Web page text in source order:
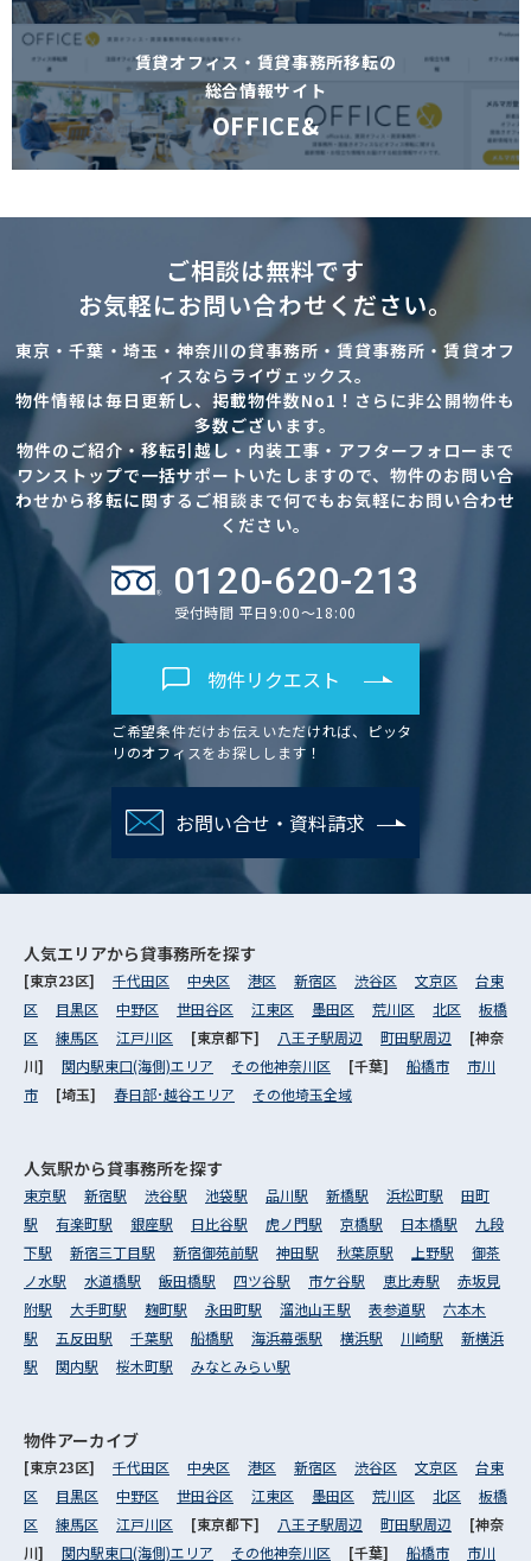
賃貸オフィス・賃貸事務所移転の
総合情報サイト
OFFICE&
ご相談は無料です
お気軽にお問い合わせください。
東京・千葉・埼玉・神奈川の貸事務所・賃貸事務所・賃貸オフ
ィスならライヴェックス。
物件情報は毎日更新し、掲載物件数No1！さらに非公開物件も
多数ございます。
物件のご紹介・移転引越し・内装工事・アフターフォローまで
ワンストップで一括サポートいたしますので、物件のお問い合
わせから移転に関するご相談まで何でもお気軽にお問い合わせ
ください。
0120-620-213
受付時間 平日9:00～18:00
物件リクエスト
ご希望条件だけお伝えいただければ、ピッタ
リのオフィスをお探しします！
お問い合せ・資料請求
人気エリアから貸事務所を探す
[東京23区] 千代田区 中央区 港区 新宿区 渋谷区 文京区
台東
区
目黒区 中野区 世田谷区 江東区 墨田区 荒川区 北区
板橋
区
練馬区 江戸川区 [東京都下] 八王子駅周辺 町田駅周辺
[神奈
川] 関内駅東口(海側)エリア その他神奈川区 [千葉] 船橋市
市川
市
[埼玉] 春日部･越谷エリア その他埼玉全域
人気駅から貸事務所を探す
東京駅 新宿駅 渋谷駅 池袋駅 品川駅 新橋駅 浜松町駅
田町
駅
有楽町駅 銀座駅 日比谷駅 虎ノ門駅 京橋駅 日本橋駅
九段
下駅
新宿三丁目駅 新宿御苑前駅 神田駅 秋葉原駅 上野駅
御茶
ノ水駅
水道橋駅 飯田橋駅 四ツ谷駅 市ケ谷駅 恵比寿駅
赤坂見
附駅
大手町駅 麹町駅 永田町駅 溜池山王駅 表参道駅
六本木
駅
五反田駅 千葉駅 船橋駅 海浜幕張駅 横浜駅 川崎駅
新横浜
駅
関内駅 桜木町駅 みなとみらい駅
物件アーカイブ
[東京23区] 千代田区 中央区 港区 新宿区 渋谷区 文京区
台東
区
目黒区 中野区 世田谷区 江東区 墨田区 荒川区 北区
板橋
区
練馬区 江戸川区 [東京都下] 八王子駅周辺 町田駅周辺
[神奈
川] 関内駅東口(海側)エリア その他神奈川区 [千葉] 船橋市 市川